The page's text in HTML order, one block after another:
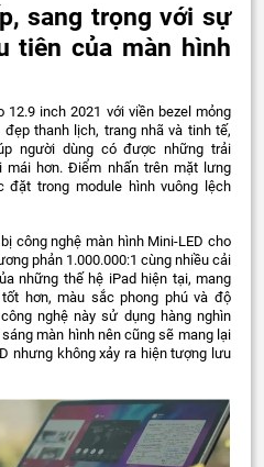
sang trọng với sự
tiên của màn hình
12.9 inch 2021 với viền bezel mỏng
thanh lịch, trang nhã và tinh tế,
người dùng có được những trải
mái hơn. Điểm nhấn trên mặt lưng
trong module hình vuông lệch
công nghệ màn hình Mini-LED cho
phản 1.000.000:1 cùng nhiều cải
những thế hệ iPad hiện tại, mang
hơn, màu sắc phong phú và độ
nghệ này sử dụng hàng nghìn
màn hình nên cũng sẽ mang lại
nhưng không xảy ra hiện tượng lưu